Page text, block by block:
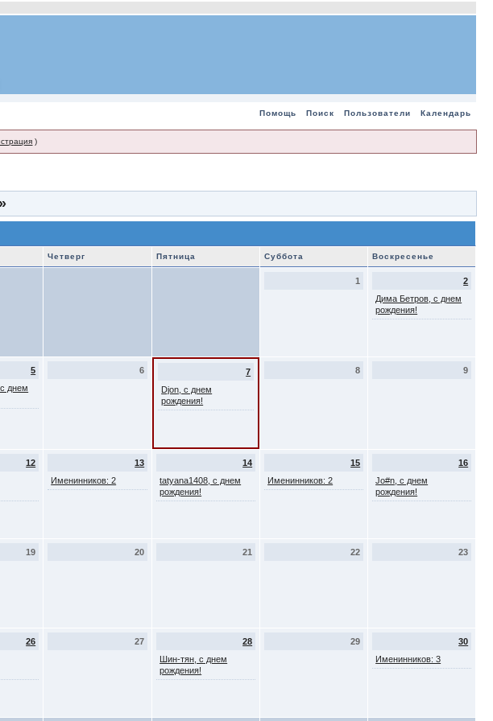
Помощь Поиск Пользователи Календарь
)
»
Четверг Пятница Суббота Воскресенье
1
2
Дима Бетров, с днем
рождения!
5
днем
6
7
Djon, с днем
рождения!
8 9
12
13
Именинников: 2
14
tatyana1408, с днем
рождения!
15
Именинников: 2
16
Jo#n, с днем
рождения!
19 20 21 22 23
26
27
28
Шин-тян, с днем
рождения!
29
30
Именинников: 3